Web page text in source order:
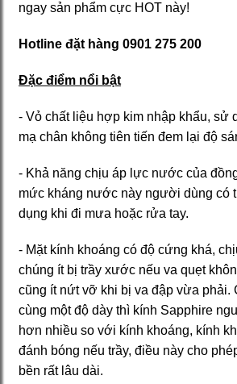
ngay sản phẩm cực HOT này!
Hotline đặt hàng 0901 275 200
Đặc điểm nổi bật
- Vỏ chất liệu hợp kim nhập khẩu, sử
mạ chân không tiên tiến đem lại độ
- Khả năng chịu áp lực nước của
mức kháng nước này người dùng có
dụng khi đi mưa hoặc rửa tay.
- Mặt kính khoáng có độ cứng khá,
chúng ít bị trầy xước nếu va quẹt
cũng ít nứt vỡ khi bị va đập vừa phải.
cùng một độ dày thì kính Sapphire
hơn nhiều so với kính khoáng, kính
đánh bóng nếu trầy, điều này cho
bền rất lâu dài.